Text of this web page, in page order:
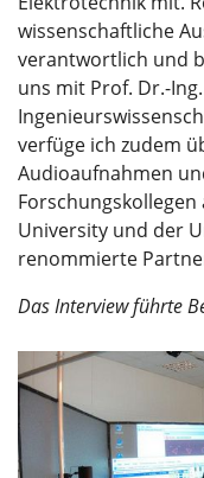
wissenschaftliche
verantwortlich und
uns mit Prof. Dr.-
verfüge ich zudem
Audioaufnahmen
University und der
renommierte
Das Interview führte